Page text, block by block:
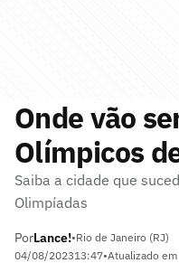
Onde vão
Olímpicos
Saiba a cidade que
Olimpíadas
PorLance!•Rio de Janeiro (RJ)
04/08/202313:47•Atualizado em